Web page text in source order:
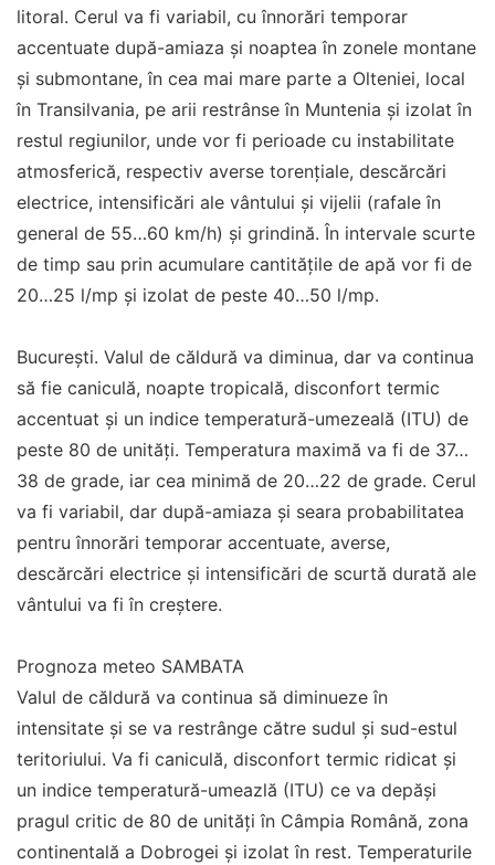
litoral. Cerul va fi variabil, cu înnorări temporar
accentuate după-amiaza și noaptea în zonele montane
și submontane, în cea mai mare parte a Olteniei, local
în Transilvania, pe arii restrânse în Muntenia și izolat în
restul regiunilor, unde vor fi perioade cu instabilitate
atmosferică, respectiv averse torențiale, descărcări
electrice, intensificări ale vântului și vijelii (rafale în
general de 55…60 km/h) și grindină. În intervale scurte
de timp sau prin acumulare cantitățile de apă vor fi de
20…25 l/mp și izolat de peste 40…50 l/mp.
București. Valul de căldură va diminua, dar va continua
să fie caniculă, noapte tropicală, disconfort termic
accentuat și un indice temperatură-umezeală (ITU) de
peste 80 de unități. Temperatura maximă va fi de 37…
38 de grade, iar cea minimă de 20…22 de grade. Cerul
va fi variabil, dar după-amiaza și seara probabilitatea
pentru înnorări temporar accentuate, averse,
descărcări electrice și intensificări de scurtă durată ale
vântului va fi în creștere.
Prognoza meteo SAMBATA
Valul de căldură va continua să diminueze în
intensitate și se va restrânge către sudul și sud-estul
teritoriului. Va fi caniculă, disconfort termic ridicat și
un indice temperatură-umeazlă (ITU) ce va depăși
pragul critic de 80 de unități în Câmpia Română, zona
continentală a Dobrogei și izolat în rest. Temperaturile